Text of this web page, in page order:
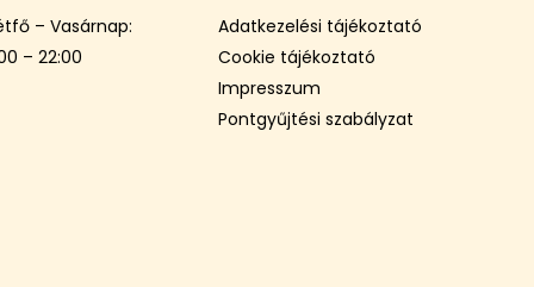
– Vasárnap:
– 22:00
Adatkezelési tájékoztató
Cookie tájékoztató
Impresszum
Pontgyűjtési szabályzat